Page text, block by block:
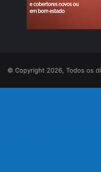
© Copyright 2026, Todos os